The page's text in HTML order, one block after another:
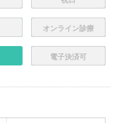
オンライン診療
電子決済可